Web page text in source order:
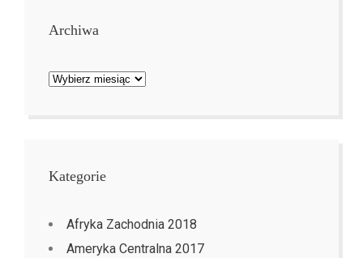
Archiwa
Archiwa
Kategorie
Afryka Zachodnia 2018
Ameryka Centralna 2017